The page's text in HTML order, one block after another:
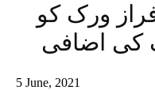
ورک کو
کی اضافی
5 June, 2021